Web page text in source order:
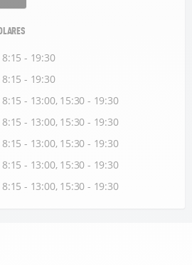
8:15 - 19:30
8:15 - 19:30
8:15 - 13:00, 15:30 - 19:30
8:15 - 13:00, 15:30 - 19:30
8:15 - 13:00, 15:30 - 19:30
8:15 - 13:00, 15:30 - 19:30
8:15 - 13:00, 15:30 - 19:30